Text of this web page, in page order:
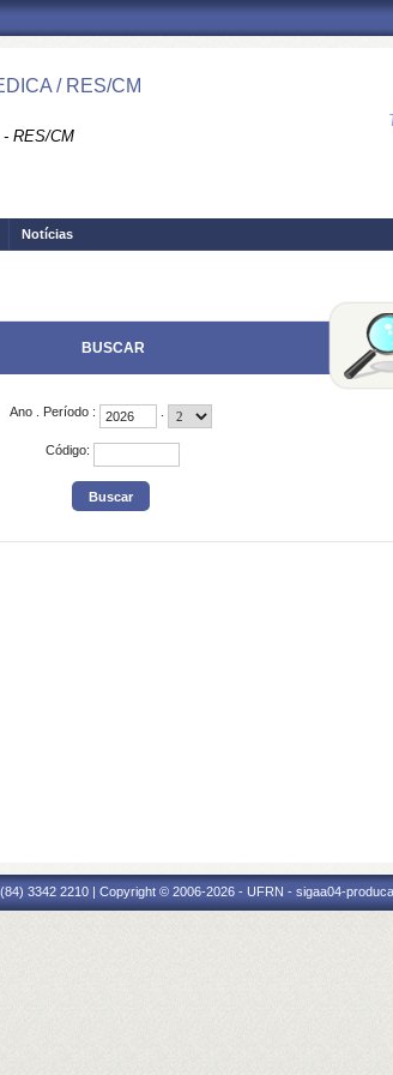
/ RES/CM
RES/CM
Notícias
BUSCAR
Ano Período :
Código:
3342 2210 | Copyright © 2006-2026 - UFRN - sigaa04-